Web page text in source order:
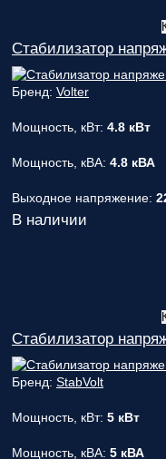
Стабилизатор
Бренд: Volter
Мощность, кВт: 4.8 кВт
Мощность, кВА: 4.8 кВА
Выходное напряжение:
В наличии
Стабилизатор
Бренд: StabVolt
Мощность, кВт: 5 кВт
Мощность, кВА: 5 кВА